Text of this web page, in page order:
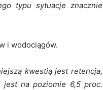
typu sytuacje znacznie
i wodociągów.
kwestią jest retencja,
na poziomie 6,5 proc.